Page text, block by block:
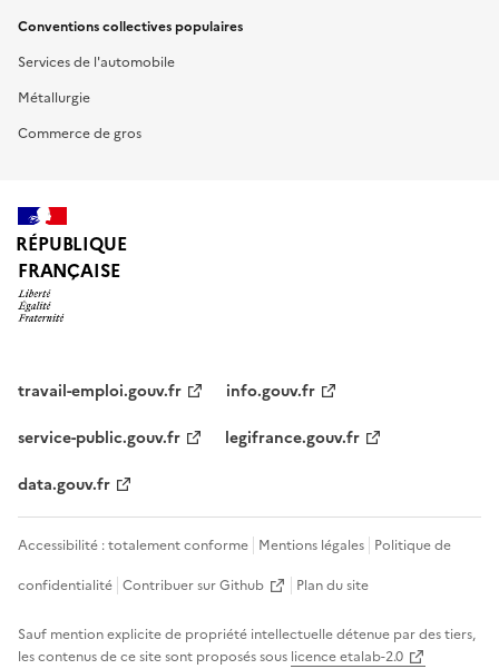
Conventions collectives populaires
Services de l'automobile
Métallurgie
Commerce de gros
RÉPUBLIQUE
FRANÇAISE
travail-emploi.gouv.fr
info.gouv.fr
service-public.gouv.fr
legifrance.gouv.fr
data.gouv.fr
Accessibilité : totalement conforme Mentions légales Politique de
confidentialité Contribuer sur Github Plan du site
Sauf mention explicite de propriété intellectuelle détenue par des tiers,
les contenus de ce site sont proposés sous licence etalab-2.0